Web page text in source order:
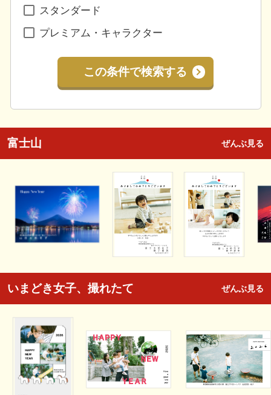
スタンダード
プレミアム・キャラクター
この条件で検索する
富士山 ぜんぶ見る
いまどき女子、撮れたて ぜんぶ見る